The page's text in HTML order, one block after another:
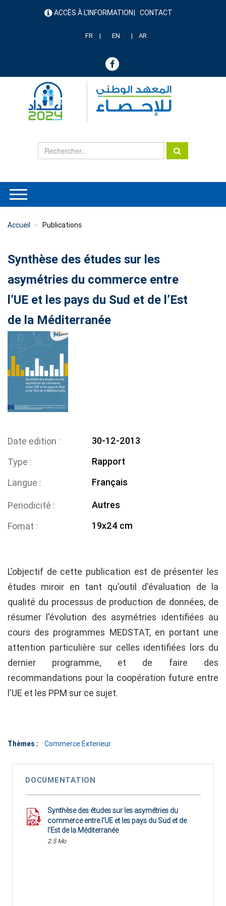
menu ACCÈS À L'INFORMATION CONTACT
FR EN AR
Accueil Publications
Synthèse des études sur les
asymétries du commerce entre
l’UE et les pays du Sud et de l’Est
de la Méditerranée
Date edition
30-12-2013
Type
Rapport
Langue
Français
Periodicité
Autres
Fomat
19x24 cm
L'objectif de cette publication est de présenter les
études miroir en tant qu'outil d'évaluation de la
qualité du processus de production de données, de
résumer l'évolution des asymétries identifiées au
cours des programmes MEDSTAT, en portant une
attention particulière sur celles identifiées lors du
dernier programme, et de faire des
recommandations pour la coopération future entre
l'UE et les PPM sur ce sujet.
Thèmes : Commerce Exterieur
DOCUMENTATION
Synthèse des études sur les asymétries du
commerce entre l’UE et les pays du Sud et de
l’Est de la Méditerranée
2.5 Mo